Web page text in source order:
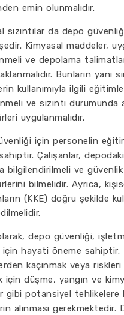
emin olunmalıdır.
sızıntılar da depo
Kimyasal maddeler,
ve depolama
Bunların yanı
kullanımıyla ilgili
ve sızıntı durumunda
uygulanmalıdır.
için personelin
Çalışanlar,
bilgilendirilmeli ve güvenlik
bilmelidir. Ayrıca,
(KKE) doğru şekilde
depo güvenliği,
için hayati öneme sahiptir.
kaçınmak veya
için düşme, yangın ve
gibi potansiyel tehlikelere
alınması gerekmektedir.